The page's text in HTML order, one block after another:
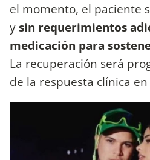
el momento, el paciente
ysin requerimientos
medicación para
La recuperación será
de la respuesta clínica